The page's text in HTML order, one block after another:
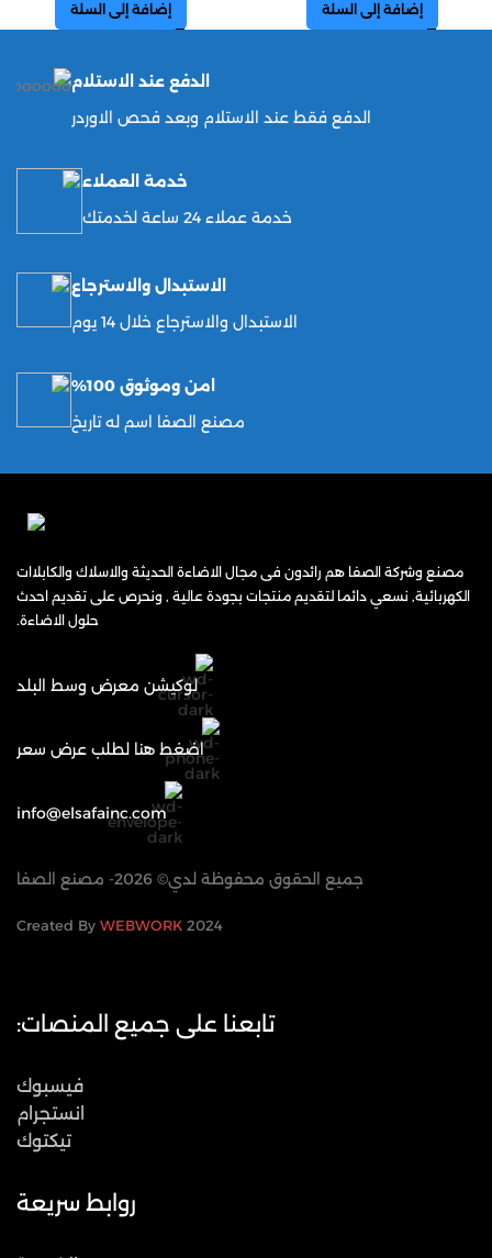
إضافة إلى السلة إضافة إلى السلة
الدفع عند الاستلام
الدفع فقط عند الاستلام وبعد فحص الاوردر
خدمة العملاء
خدمة عملاء 24 ساعة لخدمتك
الاستبدال والاسترجاع
الاستبدال والاسترجاع خلال 14 يوم
امن وموثوق 100%
مصنع الصفا اسم له تاريخ
مصنع وشركة الصفا هم رائدون فى مجال الاضاءة الحديثة والاسلاك والكابلاات
الكهربائية, نسعي دائما لتقديم منتجات بجودة عالية , ونحرص على تقديم احدث
حلول الاضاءة.
لوكيشن معرض وسط البلد
اضغط هنا لطلب عرض سعر
info@elsafainc.com
جميع الحقوق محفوظة لدي© 2026- مصنع الصفا
2024 Created By
WEBWORK
تابعنا على جميع المنصات:
فيسبوك
انستجرام
تيكتوك
روابط سريعة